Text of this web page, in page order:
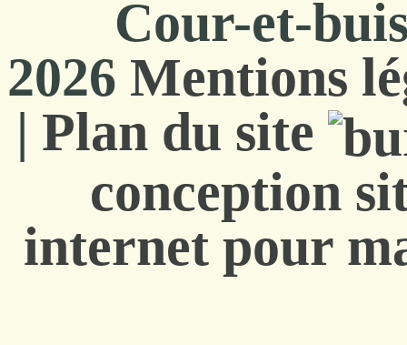
Cour-et-
2026 Mentions
| Plan du site
conception
internet pour